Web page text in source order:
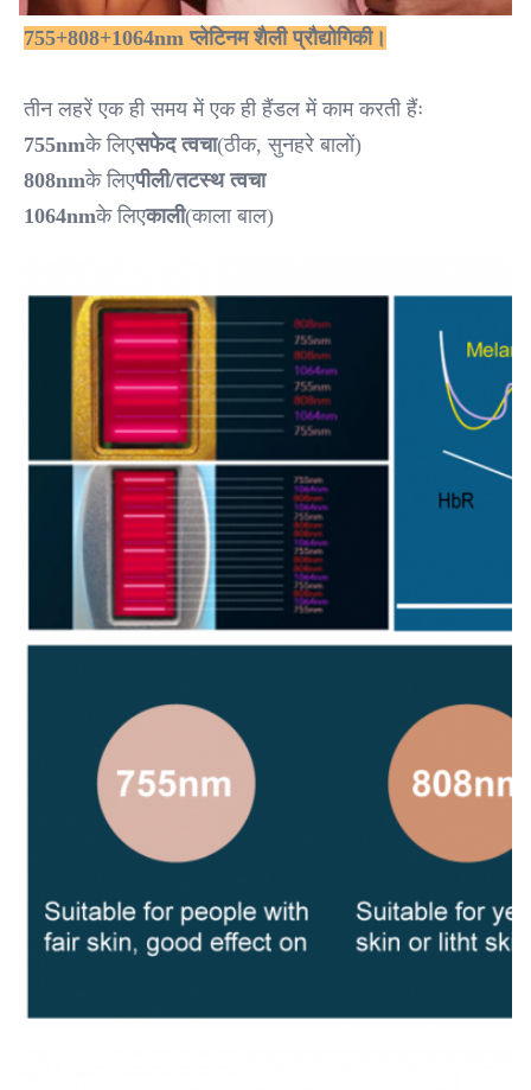
755+808+1064nm प्लेटिनम शैली प्रौद्योगिकी।
तीन लहरें एक ही समय में एक ही हैंडल में काम करती हैंः
755nmके लिएसफेद त्वचा(ठीक, सुनहरे बालों)
808nmके लिएपीली/तटस्थ त्वचा
1064nmके लिएकाली(काला बाल)